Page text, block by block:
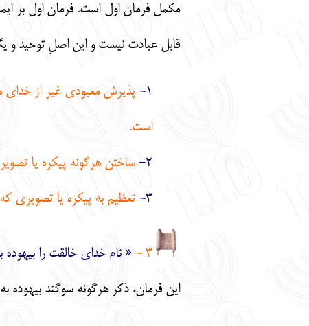
مكمل فرمان اول است. فرمان اول بر
قابل عبادت نيست و اين اصلِ توحيد
1- پذيرش معبودي غير از خداي
است.
2- ساختن هرگونه پيكره يا
3- تعظيم به پيكره يا تصويري
‎‎‎‎‎‎‎‎‎‎‎‎‎‎‎3 - « نام خداي خالقت را بيهوده
اين فرمان، ذكر هرگونه سوگند بيهوده